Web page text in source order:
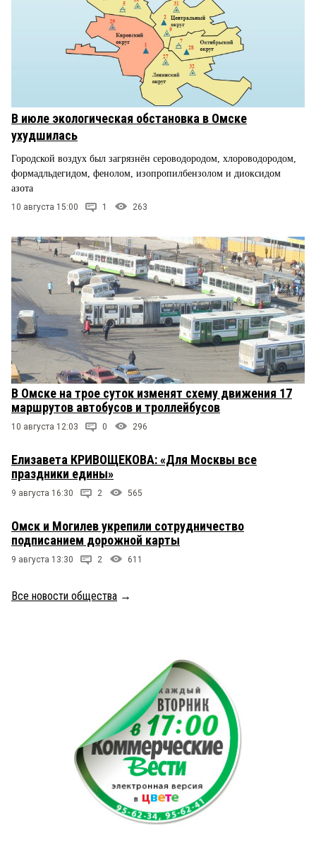
В июле экологическая обстановка в Омске
ухудшилась
Городской воздух был загрязнён сероводородом, хлороводородом,
формадльдегидом, фенолом, изопропилбензолом и диоксидом
азота
10 августа 15:00 1 263
В Омске на трое суток изменят схему движения 17
маршрутов автобусов и троллейбусов
10 августа 12:03 0 296
Елизавета КРИВОЩЕКОВА: «Для Москвы все
праздники едины»
9 августа 16:30 2 565
Омск и Могилев укрепили сотрудничество
подписанием дорожной карты
9 августа 13:30 2 611
Все новости общества →